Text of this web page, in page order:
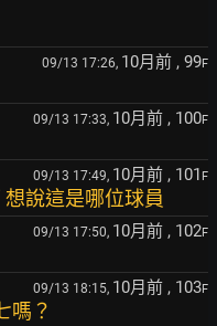
09/13 17:26, 10月前 , 99F
09/13 17:33, 10月前 , 100F
09/13 17:49, 10月前 , 101 F
說這是哪位球員
09/13 17:50, 10月前 , 102F
09/13 18:15, 10月前 , 103F
嗎？